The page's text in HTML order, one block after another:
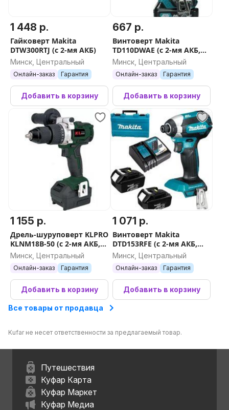
1 448 р.
Гайковерт Makita
DTW300RTJ (с 2-мя АКБ)
Минск, Центральный
Онлайн-заказ Гарантия
Добавить в корзину
667 р.
Винтоверт Makita
TD110DWAE (с 2-мя АКБ,
кейс)
Минск, Центральный
Онлайн-заказ Гарантия
Добавить в корзину
1 155 р.
Дрель-шуруповерт KLPRO
KLNM18B-50 (с 2-мя АКБ,
кейс)
Минск, Центральный
Онлайн-заказ Гарантия
Добавить в корзину
1 071 р.
Винтоверт Makita
DTD153RFE (с 2-мя АКБ,
кейс)
Минск, Центральный
Онлайн-заказ Гарантия
Добавить в корзину
Все товары от продавца
Kufar не несет ответственности за предлагаемый товар.
Путешествия
Куфар Карта
Куфар Маркет
Куфар Медиа